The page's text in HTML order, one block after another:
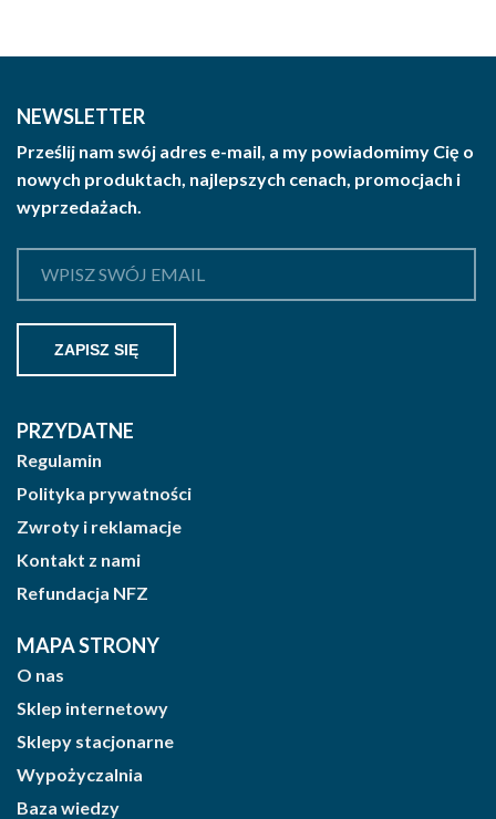
NEWSLETTER
Prześlij nam swój adres e-mail, a my powiadomimy Cię o
nowych produktach, najlepszych cenach, promocjach i
wyprzedażach.
PRZYDATNE
Regulamin
Polityka prywatności
Zwroty i reklamacje
Kontakt z nami
Refundacja NFZ
MAPA STRONY
O nas
Sklep internetowy
Sklepy stacjonarne
Wypożyczalnia
Baza wiedzy